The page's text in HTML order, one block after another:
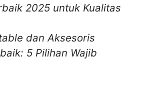
2025 untuk Kualitas
dan Aksesoris
5 Pilihan Wajib